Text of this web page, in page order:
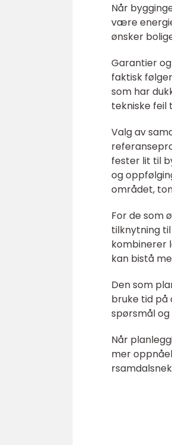
Når
være
ønsker
Garantier
faktisk
som har
tekniske feil
Valg av
fester lit til
og
området,
For de som
tilknytning
kombinerer
kan bistå
Den som
bruke tid på
spørsmål
Når
mer